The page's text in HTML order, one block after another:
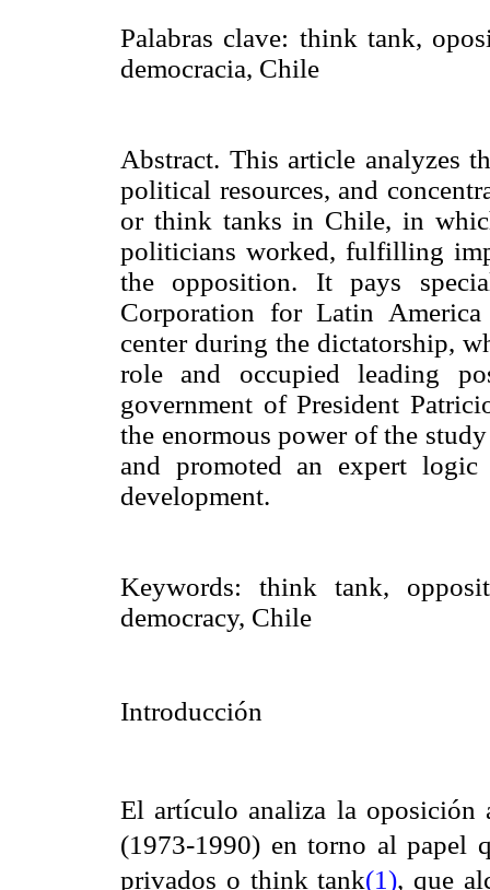
Palabras clave: think tank,
democracia, Chile
Abstract. This article analyzes
political resources, and
or think tanks in Chile, in
politicians worked, fulfilling
the opposition. It pays
Corporation for Latin
center during the dictatorship,
role and occupied leading
government of President
the enormous power of the
and promoted an expert
development.
Keywords: think tank,
democracy, Chile
Introducción
El artículo analiza la oposición
(1973-1990) en torno al papel
privados o think tank(1), que